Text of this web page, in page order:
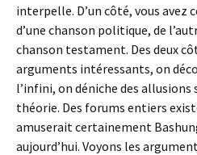
interpelle. D’un côté, vous avez
d’une chanson politique, de
chanson testament. Des deux
arguments intéressants, on
l’infini, on déniche des
théorie. Des forums entiers
amuserait certainement
aujourd’hui. Voyons les